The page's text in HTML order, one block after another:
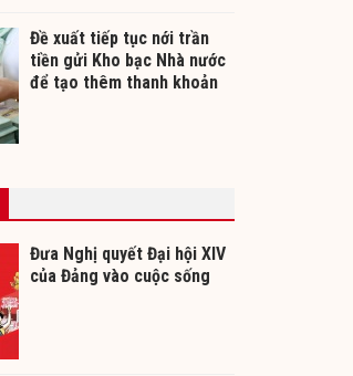
Đề xuất tiếp tục nới trần
tiền gửi Kho bạc Nhà nước
để tạo thêm thanh khoản
Đưa Nghị quyết Đại hội XIV
của Đảng vào cuộc sống